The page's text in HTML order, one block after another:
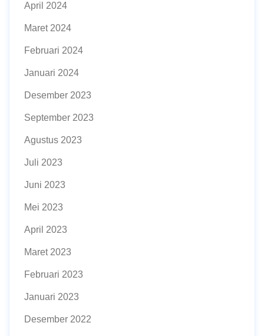
April 2024
Maret 2024
Februari 2024
Januari 2024
Desember 2023
September 2023
Agustus 2023
Juli 2023
Juni 2023
Mei 2023
April 2023
Maret 2023
Februari 2023
Januari 2023
Desember 2022